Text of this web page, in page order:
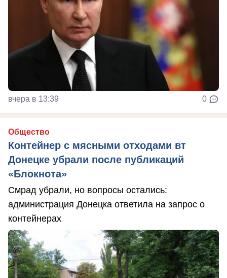
вчера в 13:39 0
Общество
Контейнер с мясными отходами вт
Донецке убрали после публикаций
«Блокнота»
Смрад убрали, но вопросы остались:
администрация Донецка ответила на запрос о
контейнерах